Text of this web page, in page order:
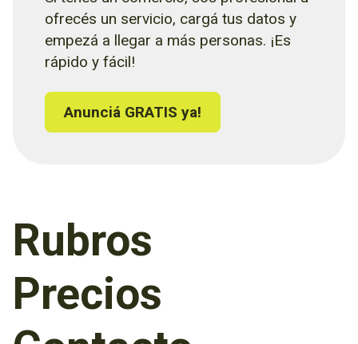
ofrecés un servicio, cargá tus datos y
empezá a llegar a más personas. ¡Es
rápido y fácil!
Anunciá GRATIS ya!
Rubros
Precios